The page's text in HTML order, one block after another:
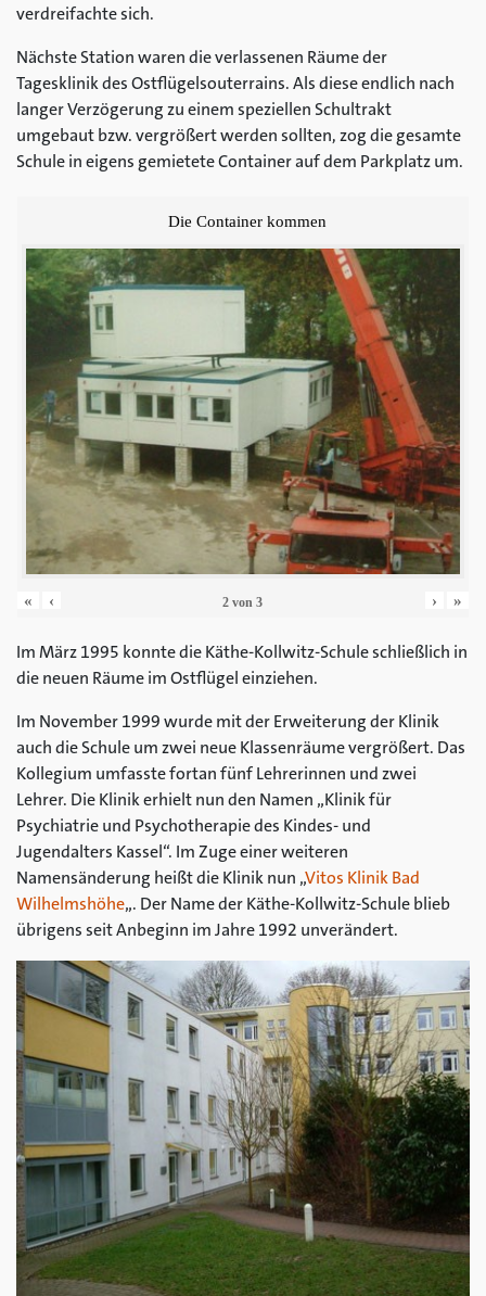
verdreifachte sich.
Nächste Station waren die verlassenen Räume der
Tagesklinik des Ostflügelsouterrains. Als diese endlich nach
langer Verzögerung zu einem speziellen Schultrakt
umgebaut bzw. vergrößert werden sollten, zog die gesamte
Schule in eigens gemietete Container auf dem Parkplatz um.
Die Container kommen
« ‹ 2 von3 › »
Im März 1995 konnte die Käthe-Kollwitz-Schule schließlich in
die neuen Räume im Ostflügel einziehen.
Im November 1999 wurde mit der Erweiterung der Klinik
auch die Schule um zwei neue Klassenräume vergrößert. Das
Kollegium umfasste fortan fünf Lehrerinnen und zwei
Lehrer. Die Klinik erhielt nun den Namen „Klinik für
Psychiatrie und Psychotherapie des Kindes- und
Jugendalters Kassel“. Im Zuge einer weiteren
Namensänderung heißt die Klinik nun „Vitos Klinik Bad
Wilhelmshöhe„. Der Name der Käthe-Kollwitz-Schule blieb
übrigens seit Anbeginn im Jahre 1992 unverändert.